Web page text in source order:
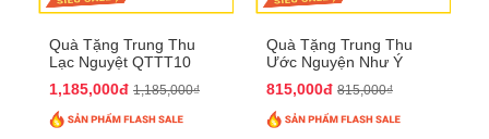
Quà Tặng Trung Thu
Lạc Nguyệt QTTT10
1,185,000đ 1,185,000₫
Quà Tặng Trung Thu
Ước Nguyện Như Ý
815,000đ 815,000₫